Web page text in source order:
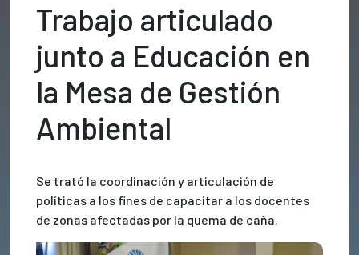
Trabajo articulado
junto a Educación en
la Mesa de Gestión
Ambiental
Se trató la coordinación y articulación de
políticas a los fines de capacitar a los docentes
de zonas afectadas por la quema de caña.